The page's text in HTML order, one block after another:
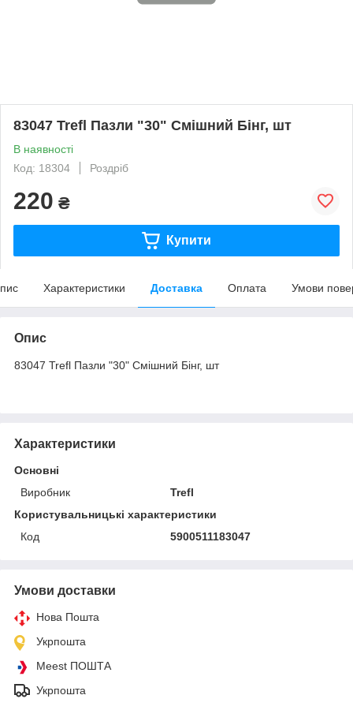
83047 Trefl Пазли "30" Смішний Бінг, шт
В наявності
Код: 18304
Роздріб
220 ₴
Купити
Характеристики Доставка Оплата Умови
Опис
83047 Trefl Пазли "30" Смішний Бінг, шт
Характеристики
Основні
Виробник
Trefl
Користувальницькі характеристики
Код
5900511183047
Умови доставки
Нова Пошта
Укрпошта
Meest ПОШТА
Укрпошта